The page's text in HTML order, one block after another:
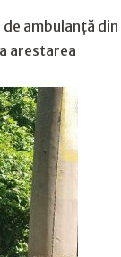
ambulanță din
arestarea